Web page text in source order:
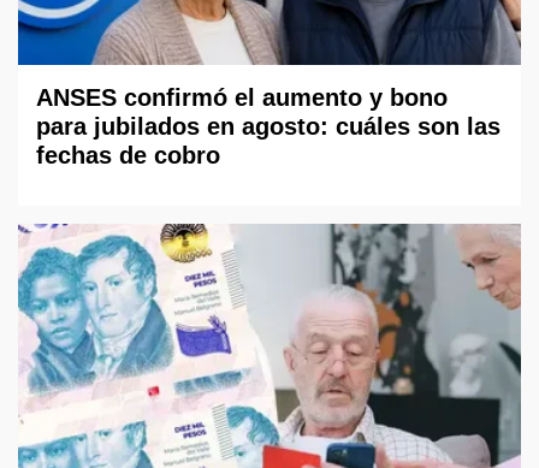
ANSES confirmó el aumento y bono
para jubilados en agosto: cuáles son las
fechas de cobro